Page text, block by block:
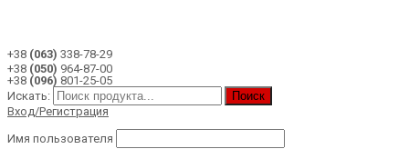
+38 (063) 338-78-29
+38 (050) 964-87-00
+38 (096) 801-25-05
Искать:
Поиск
Вход/Регистрация
Имя пользователя